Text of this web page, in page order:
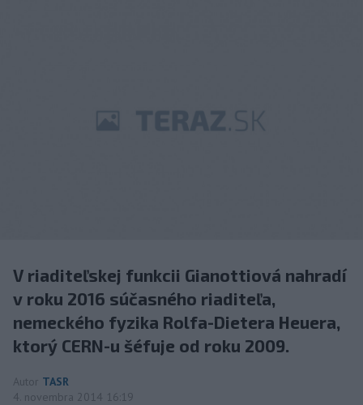
V riaditeľskej funkcii Gianottiová nahradí
v roku 2016 súčasného riaditeľa,
nemeckého fyzika Rolfa-Dietera Heuera,
ktorý CERN-u šéfuje od roku 2009.
Autor TASR
4. novembra 2014 16:19